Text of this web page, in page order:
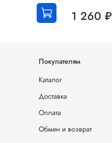
1 260 ₽
Покупателям
Каталог
Доставка
Оплата
Обмен и возврат